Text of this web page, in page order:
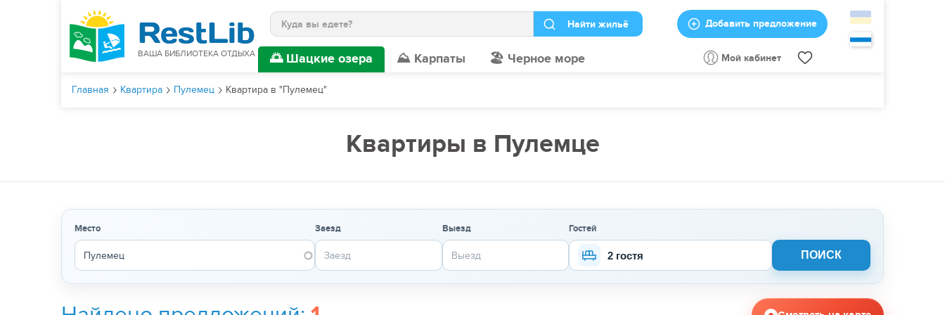
ВАША БИБЛИОТЕКА ОТДЫХА
Поиск Добавить предложение
🌅 Шацкие озера ⛰️ Карпаты 🏖️ Черное море Мой кабинет
Главная Квартира Пулемец Квартира в "Пулемец"
Квартиры в Пулемце
Место Заезд Выезд Гостей
2 гостя